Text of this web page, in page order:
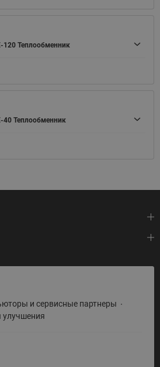
120 Теплообменник
40 Теплообменник
и сервисные партнеры
улучшения